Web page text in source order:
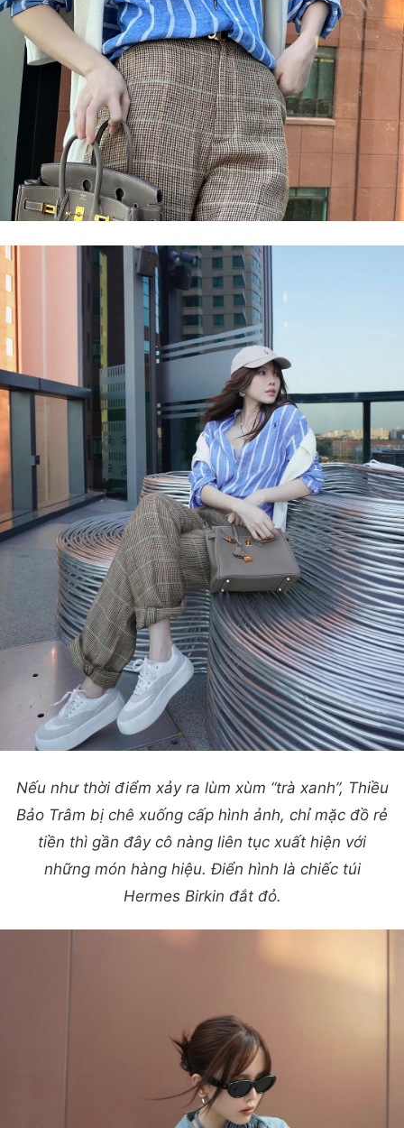
Nếu như thời điểm xảy ra lùm xùm “trà xanh”, Thiều
Bảo Trâm bị chê xuống cấp hình ảnh, chỉ mặc đồ rẻ
tiền thì gần đây cô nàng liên tục xuất hiện với
những món hàng hiệu. Điển hình là chiếc túi
Hermes Birkin đắt đỏ.